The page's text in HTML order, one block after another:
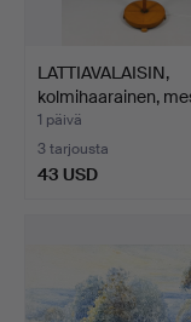
LATTIAVALAISIN,
kolmihaarainen,
…
1 päivä
3 tarjousta
43 USD